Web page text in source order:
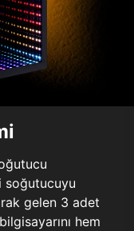
soğutucuyu
gelen 3 adet
hem